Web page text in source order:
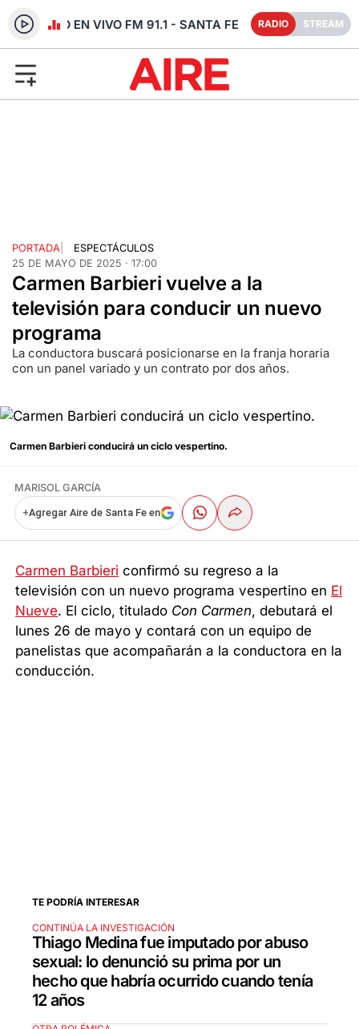
RADIO EN VIVO FM 91.1 - SANTA FE RADIO STREAM
PORTADA
ESPECTÁCULOS
25 DE MAYO DE 2025 · 17:00
Carmen Barbieri vuelve a la
televisión para conducir un nuevo
programa
La conductora buscará posicionarse en la franja horaria
con un panel variado y un contrato por dos años.
Carmen Barbieri conducirá un ciclo vespertino.
MARISOL GARCÍA
+Agregar Aire de Santa Fe en
Carmen Barbieri confirmó su regreso a la
televisión con un nuevo programa vespertino en El
Nueve. El ciclo, titulado Con Carmen, debutará el
lunes 26 de mayo y contará con un equipo de
panelistas que acompañarán a la conductora en la
conducción.
TE PODRÍA INTERESAR
CONTINÚA LA INVESTIGACIÓN
Thiago Medina fue imputado por abuso
sexual: lo denunció su prima por un
hecho que habría ocurrido cuando tenía
12 años